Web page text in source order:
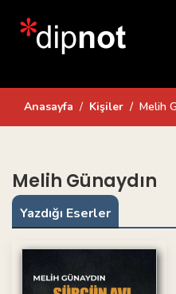
Anasayfa Kişiler Melih
Melih Günaydın
Yazdığı Eserler